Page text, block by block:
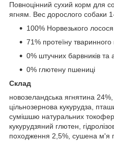
Повноцінний сухий корм для
ягням. Вес дорослого собаки
100% Норвезького лосося
71% протеїну
0% штучних барвників та
0% глютену пшениці
Склад
новозеландська ягнятина
цільнозернова кукурудза,
сумішшю натуральних
кукурудзяний глютен,
походження 2,5%, сушена м'я